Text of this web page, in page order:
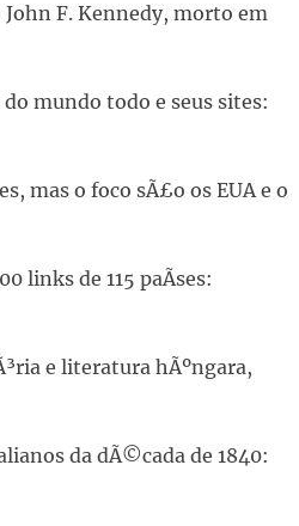
F. Kennedy, morto em
mundo todo e seus sites:
mas o foco sÃ£o os EUA e o
links de 115 paÃ­ses:
e literatura hÃºngara,
da dÃ©cada de 1840: